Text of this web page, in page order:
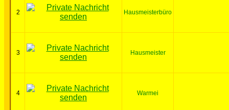
2 Hausmeisterbüro
3 Hausmeister
4 Warmei